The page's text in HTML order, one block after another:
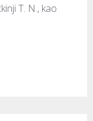
T. N., kao